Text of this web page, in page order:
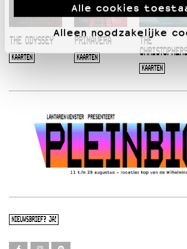
Alle cookies
Alleen noodzakelijke
THE ODYSSEY
KAARTEN
PRIMAVERA
KAARTEN
THE
CHRISTOPHERS
KAARTEN
NIEUWSBRIEF? JA!